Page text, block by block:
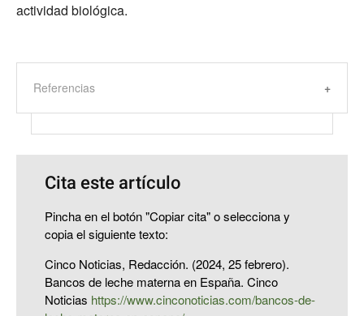
actividad biológica.
Referencias
Cita este artículo
Pincha en el botón "Copiar cita" o selecciona y
copia el siguiente texto:
Cinco Noticias, Redacción. (2024, 25 febrero).
Bancos de leche materna en España. Cinco
Noticias https://www.cinconoticias.com/bancos-de-